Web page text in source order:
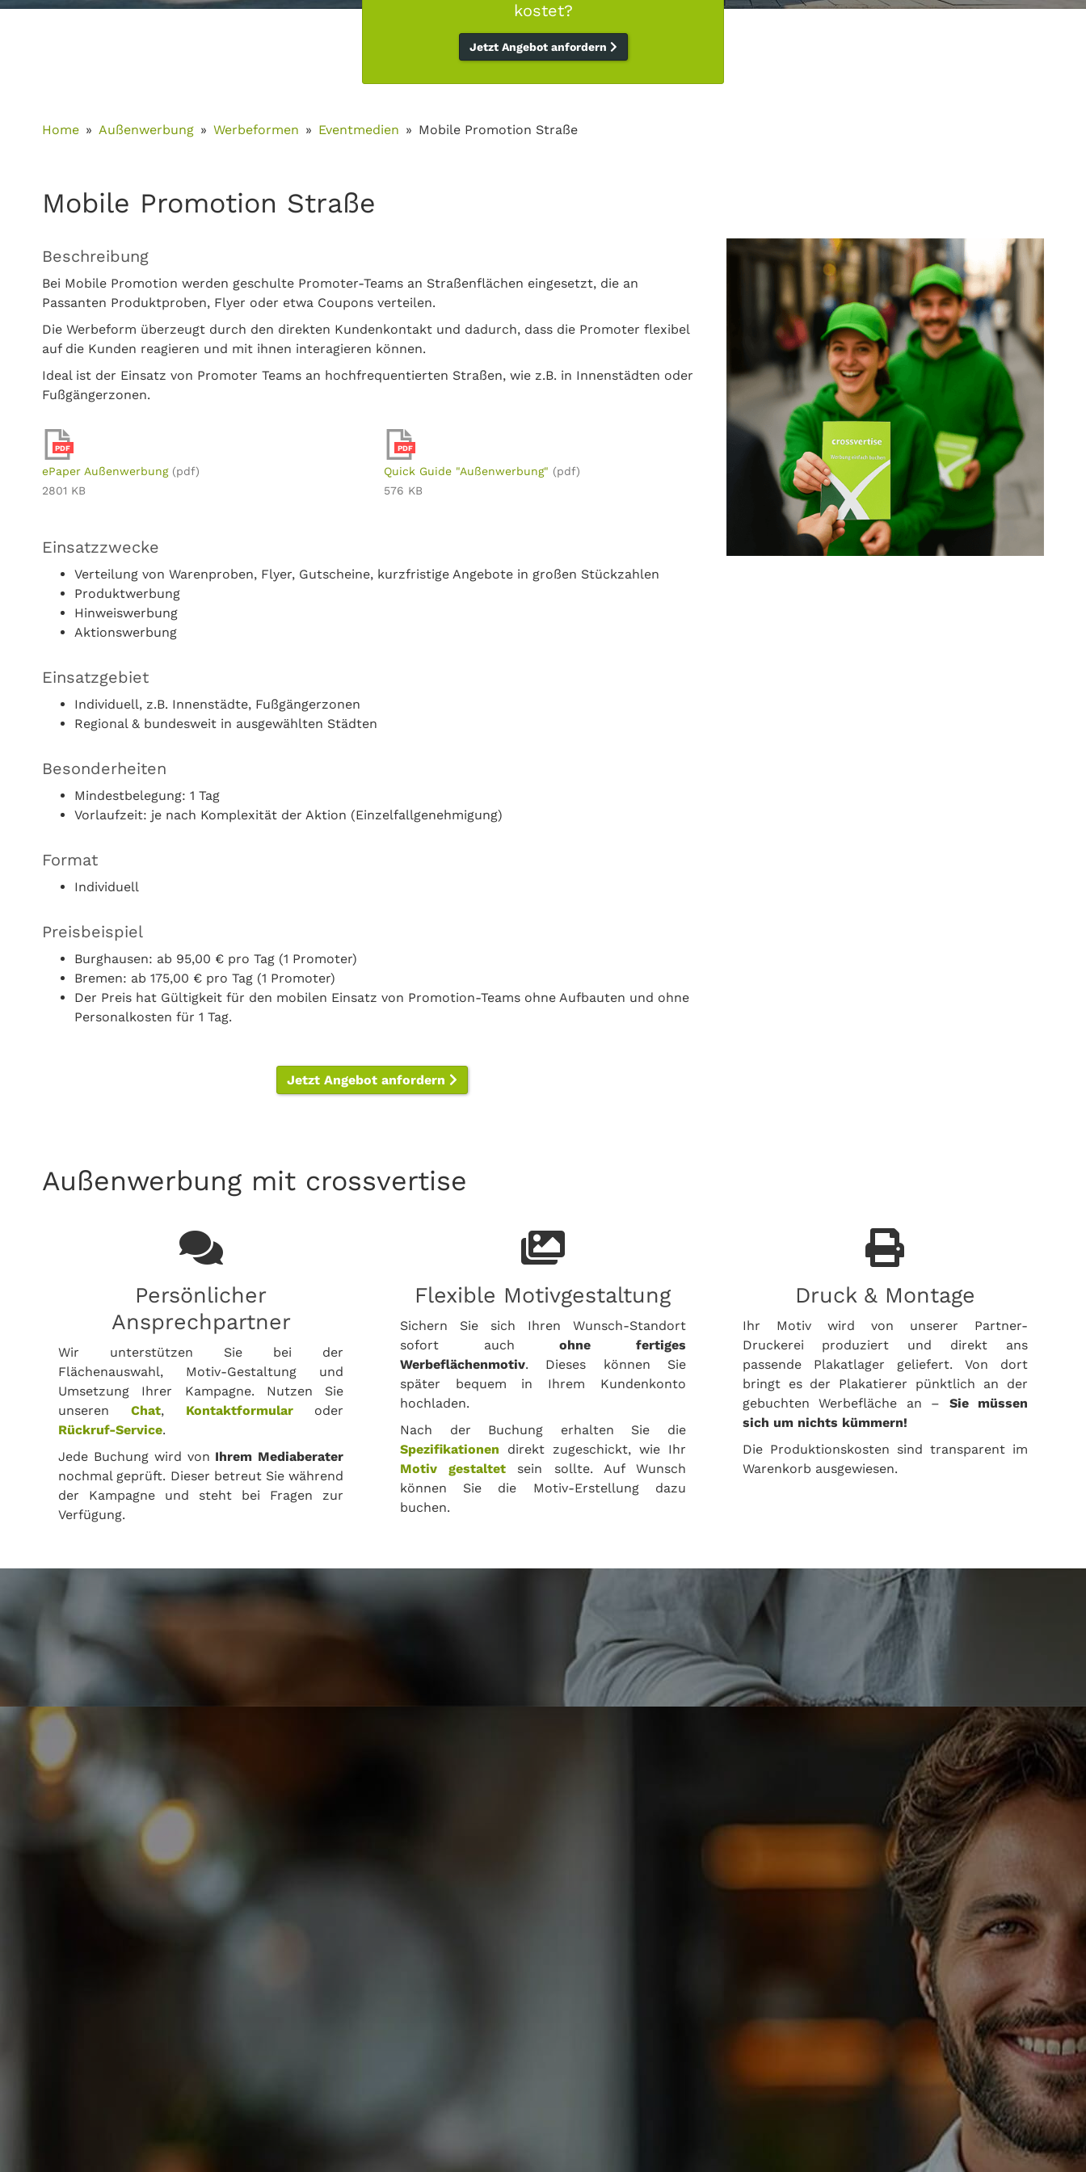
kostet?
Jetzt Angebot anfordern
Home Außenwerbung Werbeformen Eventmedien Mobile Promotion Straße
Mobile Promotion Straße
Beschreibung
Bei Mobile Promotion werden geschulte Promoter-Teams an Straßenflächen eingesetzt, die an
Passanten Produktproben, Flyer oder etwa Coupons verteilen.
Die Werbeform überzeugt durch den direkten Kundenkontakt und dadurch, dass die Promoter flexibel
auf die Kunden reagieren und mit ihnen interagieren können.
Ideal ist der Einsatz von Promoter Teams an hochfrequentierten Straßen, wie z.B. in Innenstädten oder
Fußgängerzonen.
PDF
ePaper Außenwerbung (pdf)
2801 KB
PDF
Quick Guide "Außenwerbung" (pdf)
576 KB
Einsatzzwecke
Verteilung von Warenproben, Flyer, Gutscheine, kurzfristige Angebote in großen Stückzahlen
Produktwerbung
Hinweiswerbung
Aktionswerbung
Einsatzgebiet
Individuell, z.B. Innenstädte, Fußgängerzonen
Regional & bundesweit in ausgewählten Städten
Besonderheiten
Mindestbelegung: 1 Tag
Vorlaufzeit: je nach Komplexität der Aktion (Einzelfallgenehmigung)
Format
Individuell
Preisbeispiel
Burghausen: ab 95,00 € pro Tag (1 Promoter)
Bremen: ab 175,00 € pro Tag (1 Promoter)
Der Preis hat Gültigkeit für den mobilen Einsatz von Promotion-Teams ohne Aufbauten und ohne
Personalkosten für 1 Tag.
Jetzt Angebot anfordern
Außenwerbung mit crossvertise
Persönlicher
Ansprechpartner
Wir unterstützen Sie bei der
Flächenauswahl, Motiv-Gestaltung und
Umsetzung Ihrer Kampagne. Nutzen Sie
unseren Chat, Kontaktformularoder
Rückruf-Service.
Jede Buchung wird von Ihrem Mediaberater
nochmal geprüft. Dieser betreut Sie während
der Kampagne und steht bei Fragen zur
Verfügung.
Flexible Motivgestaltung
Sichern Sie sich Ihren Wunsch-Standort
sofort auchohne fertiges
Werbeflächenmotiv. Dieses können Sie
später bequem in Ihrem Kundenkonto
hochladen.
Nach der Buchung erhalten Sie die
Spezifikationen direkt zugeschickt, wie Ihr
Motiv gestaltet sein sollte. Auf Wunsch
können Sie die Motiv-Erstellung dazu
buchen.
Druck & Montage
Ihr Motiv wird von unserer Partner-
Druckerei produziert und direkt ans
passende Plakatlager geliefert. Von dort
bringt es der Plakatierer pünktlich an der
gebuchten Werbefläche an – Sie müssen
sich um nichts kümmern!
Die Produktionskosten sind transparent im
Warenkorb ausgewiesen.